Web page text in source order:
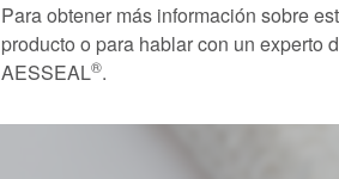
Para obtener más información sobre
producto o para hablar con un experto
AESSEAL®.